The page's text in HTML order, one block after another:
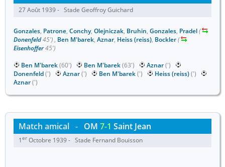
27 Août 1939 - Stade Geoffroy Guichard
Gonzales, Patrone, Conchy, Olejniczak, Bruhin, Gonzales, Pradel(
Donenfeld45') , Ben M'barek, Aznar, Heiss (reiss), Bockler(
Eisenhoffer45')
Ben M'barek(60') Ben M'barek(63') Aznar(')
Donenfeld(') Aznar(') Ben M'barek(') Heiss (reiss)(')
Aznar(')
Match amical - OM 7-1 Saint Jean
1er Octobre 1939 - Stade Fernand Bouisson